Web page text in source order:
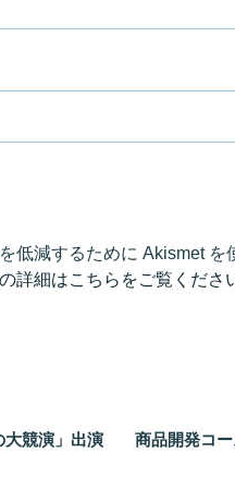
低減するために Akismet を
詳細はこちらをご覧くださ
大競演」出演
商品開発コ